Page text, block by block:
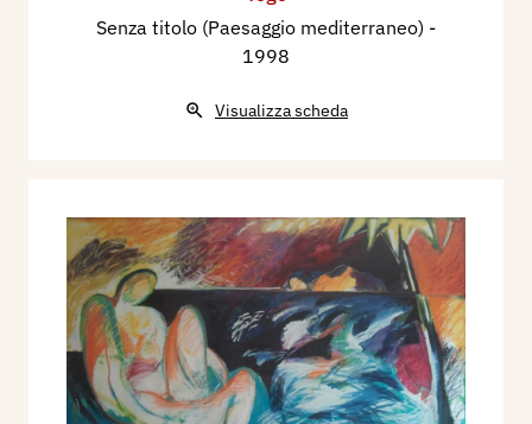
Senza titolo (Paesaggio mediterraneo) -
1998
Visualizza scheda